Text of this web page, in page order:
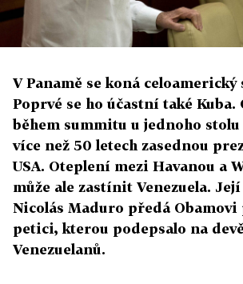
V Panamě se koná
Poprvé se ho účastní také Kuba.
během summitu u jednoho
více než 50 letech zasednou
USA. Oteplení mezi Havanou a
může ale zastínit Venezuela.
Nicolás Maduro předá
petici, kterou podepsalo na
Venezuelanů.